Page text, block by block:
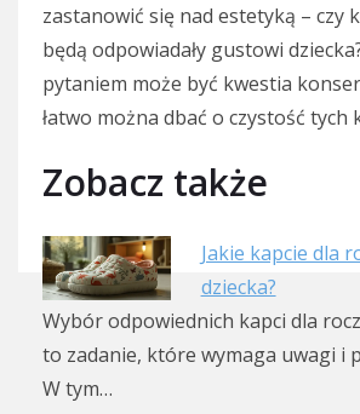
zastanowić się nad estetyką – czy
będą odpowiadały gustowi
pytaniem może być kwestia
łatwo można dbać o czystość tych
Zobacz także
Jakie kapcie dla
dziecka?
Wybór odpowiednich kapci dla
to zadanie, które wymaga uwagi i
W tym…